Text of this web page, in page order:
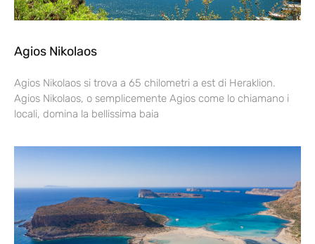
Agios Nikolaos
Agios Nikolaos si trova a 65 chilometri a est di Heraklion.
Agios Nikolaos, o semplicemente Agios come lo chiamano i
locali, domina la bellissima baia